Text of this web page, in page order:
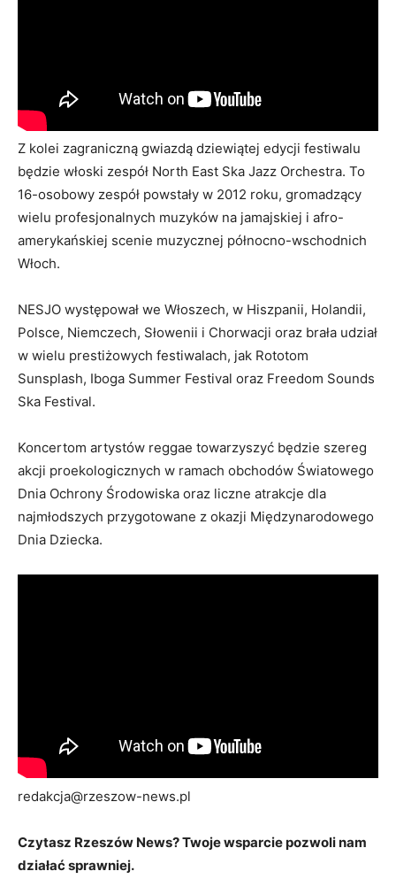
Z kolei zagraniczną gwiazdą dziewiątej edycji festiwalu
będzie włoski zespół North East Ska Jazz Orchestra. To
16-osobowy zespół powstały w 2012 roku, gromadzący
wielu profesjonalnych muzyków na jamajskiej i afro-
amerykańskiej scenie muzycznej północno-wschodnich
Włoch.
NESJO występował we Włoszech, w Hiszpanii, Holandii,
Polsce, Niemczech, Słowenii i Chorwacji oraz brała udział
w wielu prestiżowych festiwalach, jak Rototom
Sunsplash, Iboga Summer Festival oraz Freedom Sounds
Ska Festival.
Koncertom artystów reggae towarzyszyć będzie szereg
akcji proekologicznych w ramach obchodów Światowego
Dnia Ochrony Środowiska oraz liczne atrakcje dla
najmłodszych przygotowane z okazji Międzynarodowego
Dnia Dziecka.
redakcja@rzeszow-news.pl
Czytasz Rzeszów News? Twoje wsparcie pozwoli nam
działać sprawniej.